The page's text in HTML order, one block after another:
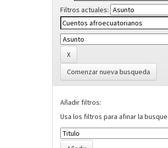
Filtros actuales:
Comenzar nueva busqueda
Añadir filtros:
Usa los filtros para afinar la